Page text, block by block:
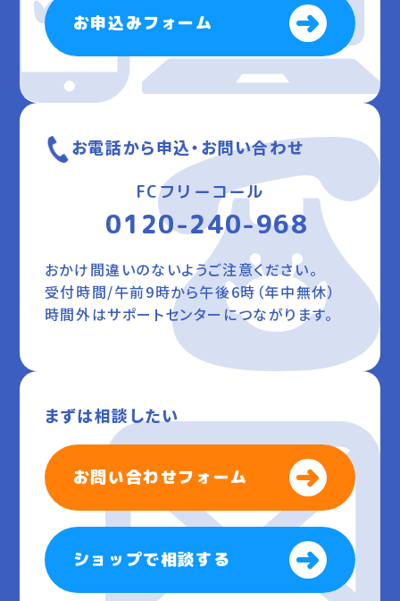
お申込みフォーム
お電話から申込・お問い合わせ
FCフリーコール
0120-240-968
おかけ間違いのないようご注意ください。
受付時間/午前9時から午後6時（年中無休）
時間外はサポートセンターにつながります。
まずは相談したい
お問い合わせフォーム
ショップで相談する